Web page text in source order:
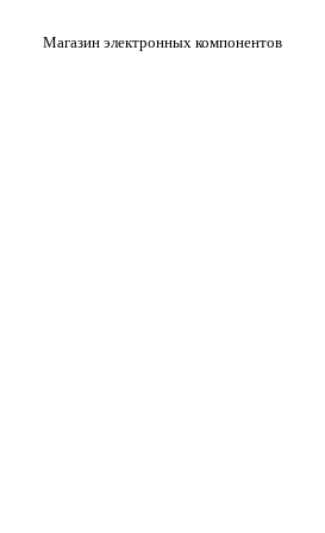
Магазин электронных компонентов